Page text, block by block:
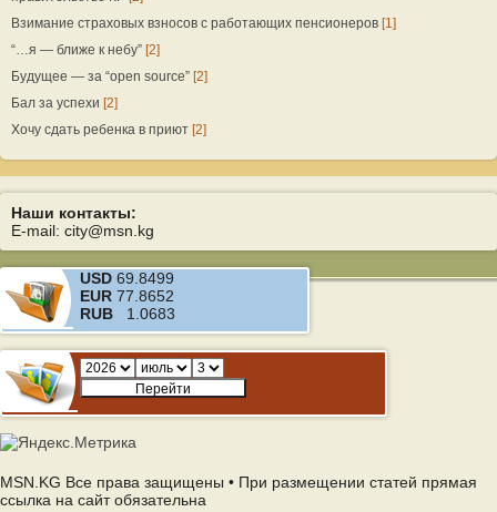
Взимание страховых взносов с работающих пенсионеров [1]
“…я — ближе к небу” [2]
Будущее — за “open source” [2]
Бал за успехи [2]
Хочу сдать ребенка в приют [2]
Наши контакты:
E-mail: city@msn.kg
USD 69.8499
EUR 77.8652
RUB 1.0683
MSN.KG Все права защищены • При размещении статей прямая
ссылка на сайт обязательна